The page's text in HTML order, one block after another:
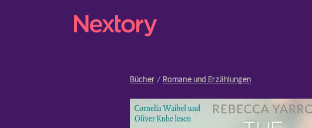
Bücher Romane und Erzählungen